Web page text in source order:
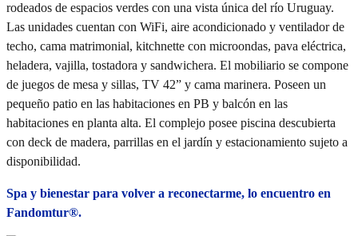
rodeados de espacios verdes con una vista única del río Uruguay.
Las unidades cuentan con WiFi, aire acondicionado y ventilador de
techo, cama matrimonial, kitchnette con microondas, pava eléctrica,
heladera, vajilla, tostadora y sandwichera. El mobiliario se compone
de juegos de mesa y sillas, TV 42” y cama marinera. Poseen un
pequeño patio en las habitaciones en PB y balcón en las
habitaciones en planta alta. El complejo posee piscina descubierta
con deck de madera, parrillas en el jardín y estacionamiento sujeto a
disponibilidad.
Spa y bienestar para volver a reconectarme, lo encuentro en
Fandomtur®.